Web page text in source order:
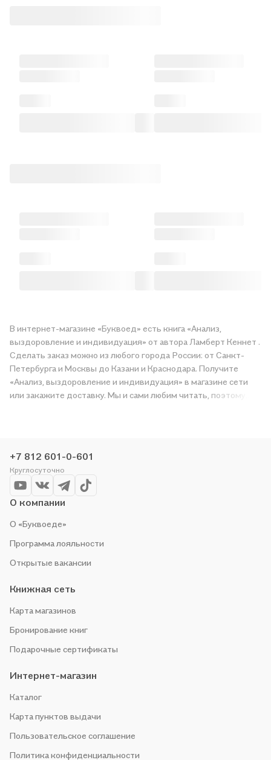
В интернет-магазине «Буквоед» есть книга «Анализ,
выздоровление и индивидуация» от автора Ламберт Кеннет .
Сделать заказ можно из любого города России: от Санкт-
Петербурга и Москвы до Казани и Краснодара. Получите
«Анализ, выздоровление и индивидуация» в магазине сети
или закажите доставку. Мы и сами любим читать, поэтому
+7 812 601-0-601
Круглосуточно
О компании
О «Буквоеде»
Программа лояльности
Открытые вакансии
Книжная сеть
Карта магазинов
Бронирование книг
Подарочные сертификаты
Интернет-магазин
Каталог
Карта пунктов выдачи
Пользовательское соглашение
Политика конфиденциальности